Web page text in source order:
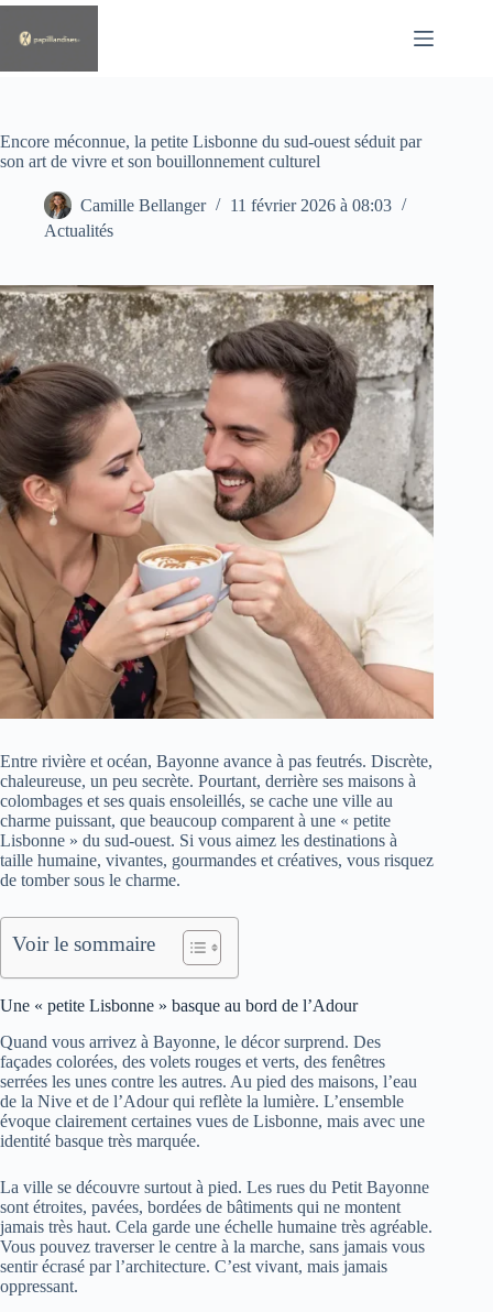
Passer
contenu
Encore méconnue, la petite Lisbonne du sud-ouest séduit par
son art de vivre et son bouillonnement culturel
Camille Bellanger
11 février 2026 à 08:03
Actualités
Entre rivière et océan, Bayonne avance à pas feutrés. Discrète,
chaleureuse, un peu secrète. Pourtant, derrière ses maisons à
colombages et ses quais ensoleillés, se cache une ville au
charme puissant, que beaucoup comparent à une « petite
Lisbonne » du sud-ouest. Si vous aimez les destinations à
taille humaine, vivantes, gourmandes et créatives, vous risquez
de tomber sous le charme.
Voir le sommaire
Une « petite Lisbonne » basque au bord de l’Adour
Quand vous arrivez à Bayonne, le décor surprend. Des
façades colorées, des volets rouges et verts, des fenêtres
serrées les unes contre les autres. Au pied des maisons, l’eau
de la Nive et de l’Adour qui reflète la lumière. L’ensemble
évoque clairement certaines vues de Lisbonne, mais avec une
identité basque très marquée.
La ville se découvre surtout à pied. Les rues du Petit Bayonne
sont étroites, pavées, bordées de bâtiments qui ne montent
jamais très haut. Cela garde une échelle humaine très agréable.
Vous pouvez traverser le centre à la marche, sans jamais vous
sentir écrasé par l’architecture. C’est vivant, mais jamais
oppressant.